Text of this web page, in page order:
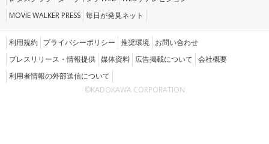
MOVIE WALKER PRESS 毎日が発見ネット
利用規約 プライバシーポリシー 推奨環境 お問い合わせ
プレスリリース・情報提供 媒体資料 広告掲載について 会社概要
利用者情報の外部送信について
©KADOKAWA CORPORATION